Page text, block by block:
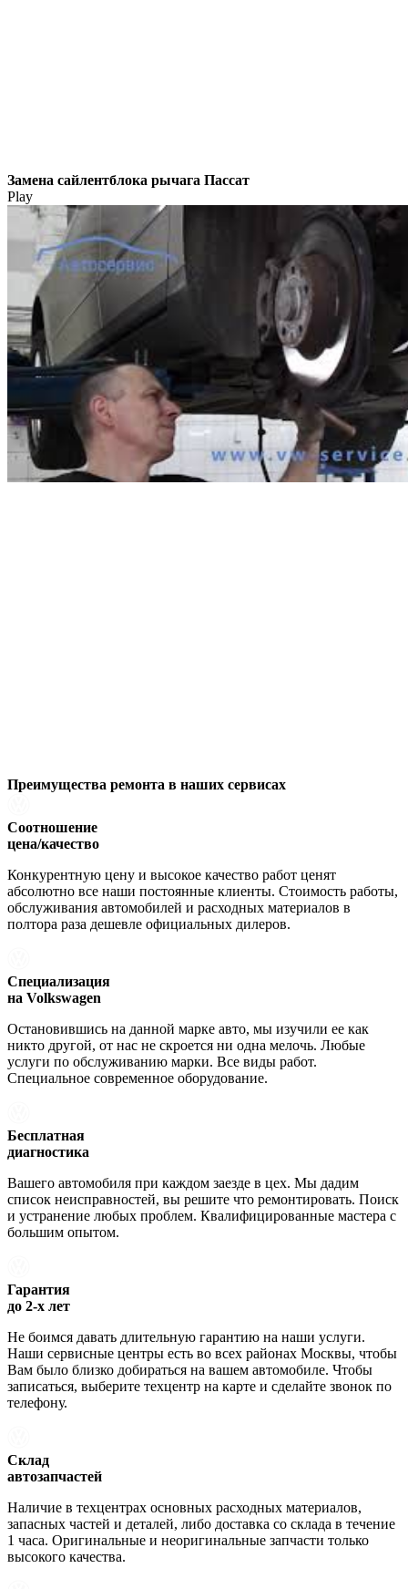
Замена сайлентблока рычага Пассат
Play
Преимущества ремонта в наших сервисах
Соотношение
цена/качество
Конкурентную цену и высокое качество работ ценят
абсолютно все наши постоянные клиенты. Стоимость работы,
обслуживания автомобилей и расходных материалов в
полтора раза дешевле официальных дилеров.
Специализация
на Volkswagen
Остановившись на данной марке авто, мы изучили ее как
никто другой, от нас не скроется ни одна мелочь. Любые
услуги по обслуживанию марки. Все виды работ.
Специальное современное оборудование.
Бесплатная
диагностика
Вашего автомобиля при каждом заезде в цех. Мы дадим
список неисправностей, вы решите что ремонтировать. Поиск
и устранение любых проблем. Квалифицированные мастера с
большим опытом.
Гарантия
до 2-х лет
Не боимся давать длительную гарантию на наши услуги.
Наши сервисные центры есть во всех районах Москвы, чтобы
Вам было близко добираться на вашем автомобиле. Чтобы
записаться, выберите техцентр на карте и сделайте звонок по
телефону.
Склад
автозапчастей
Наличие в техцентрах основных расходных материалов,
запасных частей и деталей, либо доставка со склада в течение
1 часа. Оригинальные и неоригинальные запчасти только
высокого качества.